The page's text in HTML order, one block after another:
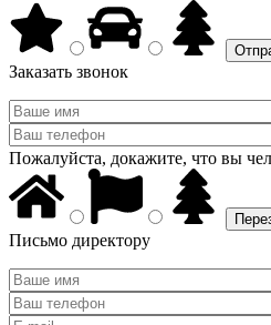
Заказать звонок
Пожалуйста, докажите, что вы
Письмо директору